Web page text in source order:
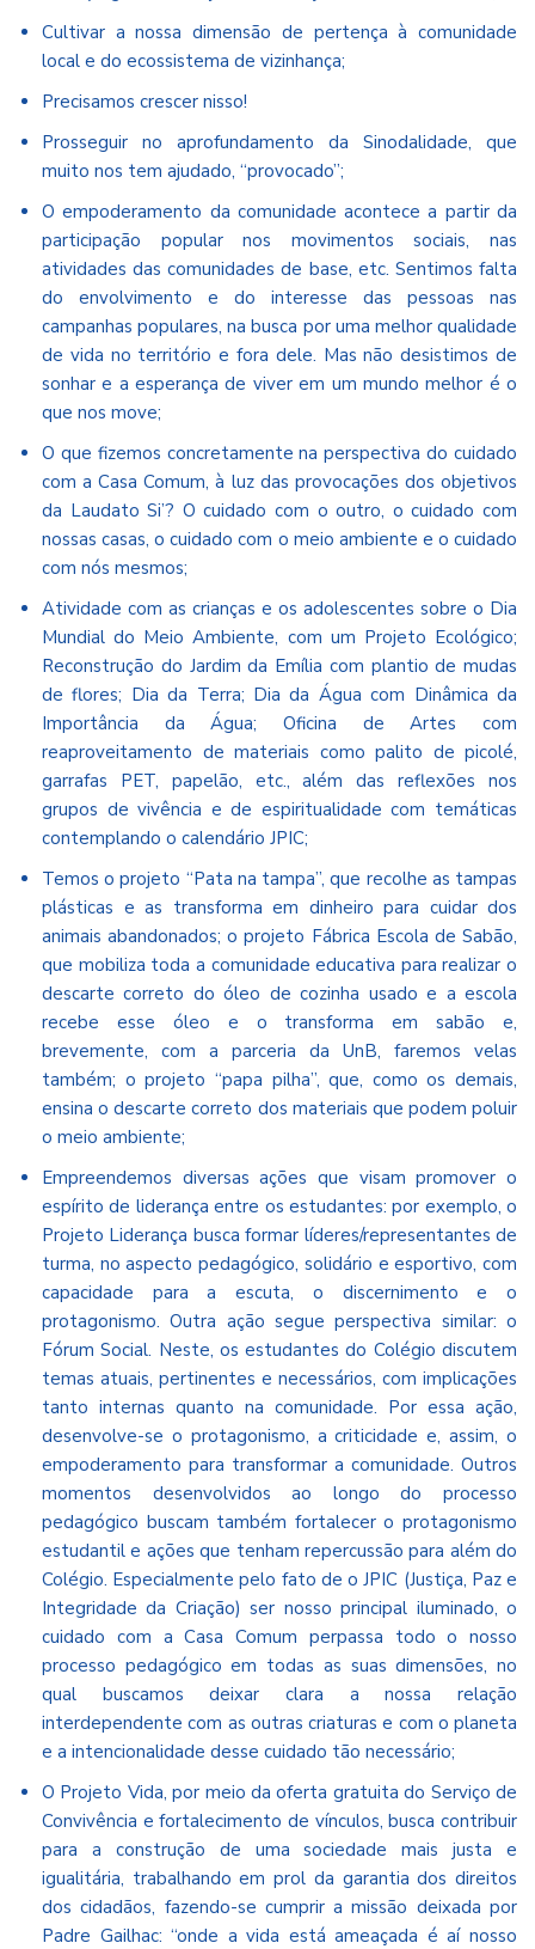
Cultivar a nossa dimensão de pertença à comunidade
local e do ecossistema de vizinhança;
Precisamos crescer nisso!
Prosseguir no aprofundamento da Sinodalidade, que
muito nos tem ajudado, “provocado”;
O empoderamento da comunidade acontece a partir da
participação popular nos movimentos sociais, nas
atividades das comunidades de base, etc. Sentimos falta
do envolvimento e do interesse das pessoas nas
campanhas populares, na busca por uma melhor qualidade
de vida no território e fora dele. Mas não desistimos de
sonhar e a esperança de viver em um mundo melhor é o
que nos move;
O que fizemos concretamente na perspectiva do cuidado
com a Casa Comum, à luz das provocações dos objetivos
da Laudato Si’? O cuidado com o outro, o cuidado com
nossas casas, o cuidado com o meio ambiente e o cuidado
com nós mesmos;
Atividade com as crianças e os adolescentes sobre o Dia
Mundial do Meio Ambiente, com um Projeto Ecológico;
Reconstrução do Jardim da Emília com plantio de mudas
de flores; Dia da Terra; Dia da Água com Dinâmica da
Importância da Água; Oficina de Artes com
reaproveitamento de materiais como palito de picolé,
garrafas PET, papelão, etc., além das reflexões nos
grupos de vivência e de espiritualidade com temáticas
contemplando o calendário JPIC;
Temos o projeto “Pata na tampa”, que recolhe as tampas
plásticas e as transforma em dinheiro para cuidar dos
animais abandonados; o projeto Fábrica Escola de Sabão,
que mobiliza toda a comunidade educativa para realizar o
descarte correto do óleo de cozinha usado e a escola
recebe esse óleo e o transforma em sabão e,
brevemente, com a parceria da UnB, faremos velas
também; o projeto “papa pilha”, que, como os demais,
ensina o descarte correto dos materiais que podem poluir
o meio ambiente;
Empreendemos diversas ações que visam promover o
espírito de liderança entre os estudantes: por exemplo, o
Projeto Liderança busca formar líderes/representantes de
turma, no aspecto pedagógico, solidário e esportivo, com
capacidade para a escuta, o discernimento e o
protagonismo. Outra ação segue perspectiva similar: o
Fórum Social. Neste, os estudantes do Colégio discutem
temas atuais, pertinentes e necessários, com implicações
tanto internas quanto na comunidade. Por essa ação,
desenvolve-se o protagonismo, a criticidade e, assim, o
empoderamento para transformar a comunidade. Outros
momentos desenvolvidos ao longo do processo
pedagógico buscam também fortalecer o protagonismo
estudantil e ações que tenham repercussão para além do
Colégio. Especialmente pelo fato de o JPIC (Justiça, Paz e
Integridade da Criação) ser nosso principal iluminado, o
cuidado com a Casa Comum perpassa todo o nosso
processo pedagógico em todas as suas dimensões, no
qual buscamos deixar clara a nossa relação
interdependente com as outras criaturas e com o planeta
e a intencionalidade desse cuidado tão necessário;
O Projeto Vida, por meio da oferta gratuita do Serviço de
Convivência e fortalecimento de vínculos, busca contribuir
para a construção de uma sociedade mais justa e
igualitária, trabalhando em prol da garantia dos direitos
dos cidadãos, fazendo-se cumprir a missão deixada por
Padre Gailhac: “onde a vida está ameaçada é aí nosso